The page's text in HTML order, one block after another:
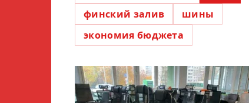
финский залив
шины
экономия бюджета